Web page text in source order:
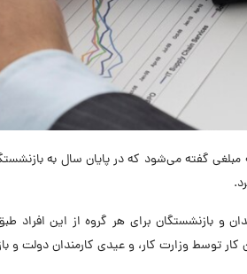
گفته می‌شود که در پایان سال به
و بازنشستگان برای هر گروه از این